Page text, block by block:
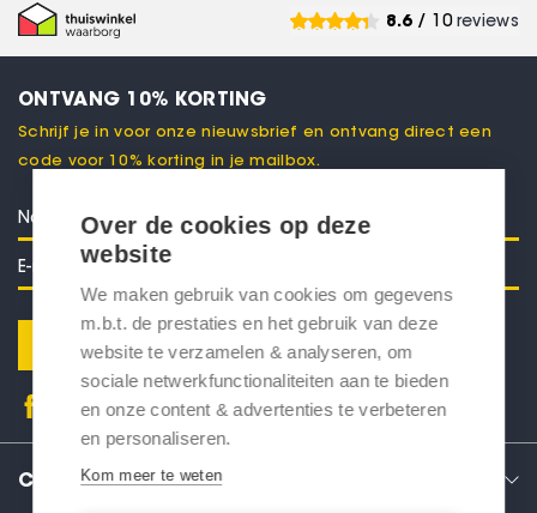
8.6/ 10 reviews
ONTVANG 10% KORTING
Schrijf je in voor onze nieuwsbrief en ontvang direct een
code voor 10% korting in je mailbox.
Verstuur
CONTACT
Over de cookies op deze
website
We maken gebruik van cookies om gegevens
m.b.t. de prestaties en het gebruik van deze
website te verzamelen & analyseren, om
sociale netwerkfunctionaliteiten aan te bieden
en onze content & advertenties te verbeteren
en personaliseren.
Kom meer te weten